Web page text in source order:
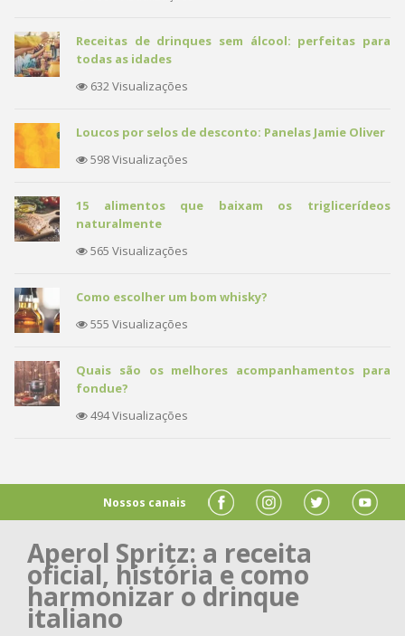
Receitas de drinques sem álcool: perfeitas para
todas as idades
632 Visualizações
Loucos por selos de desconto: Panelas Jamie Oliver
598 Visualizações
15 alimentos que baixam os triglicerídeos
naturalmente
565 Visualizações
Como escolher um bom whisky?
555 Visualizações
Quais são os melhores acompanhamentos para
fondue?
494 Visualizações
Nossos canais
Aperol Spritz: a receita
oficial, história e como
harmonizar o drinque
italiano